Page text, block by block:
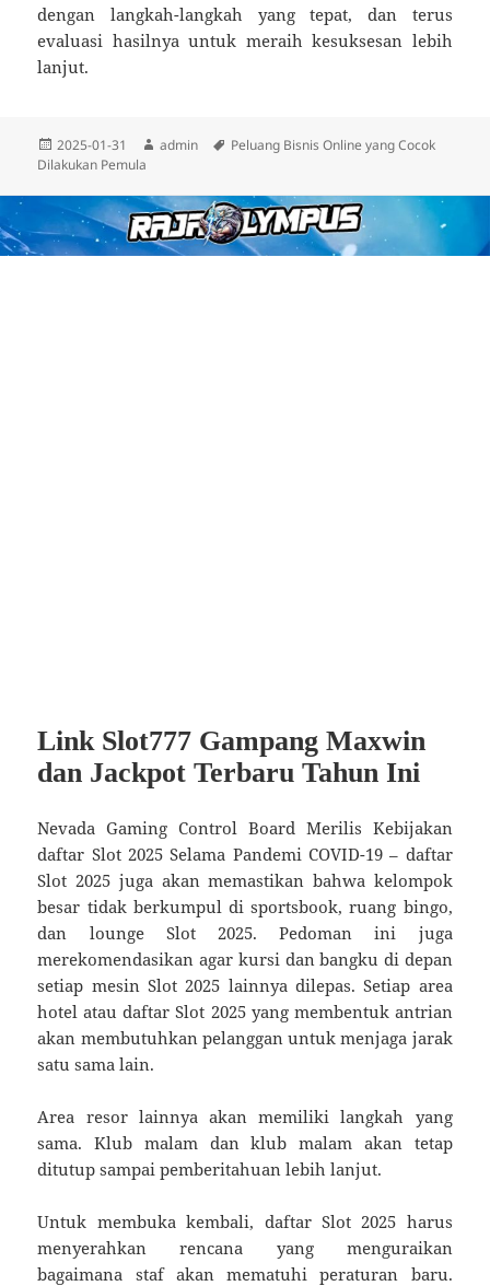
dengan langkah-langkah yang tepat, dan terus
evaluasi hasilnya untuk meraih kesuksesan lebih
lanjut.
Diposkan
pada
2025-01-31 Penulis
admin Tag
Peluang Bisnis Online yang Cocok
Dilakukan Pemula
Link Slot777 Gampang Maxwin
dan Jackpot Terbaru Tahun Ini
Nevada Gaming Control Board Merilis Kebijakan
daftar Slot 2025 Selama Pandemi COVID-19 – daftar
Slot 2025 juga akan memastikan bahwa kelompok
besar tidak berkumpul di sportsbook, ruang bingo,
dan lounge Slot 2025. Pedoman ini juga
merekomendasikan agar kursi dan bangku di depan
setiap mesin Slot 2025 lainnya dilepas. Setiap area
hotel atau daftar Slot 2025 yang membentuk antrian
akan membutuhkan pelanggan untuk menjaga jarak
satu sama lain.
Area resor lainnya akan memiliki langkah yang
sama. Klub malam dan klub malam akan tetap
ditutup sampai pemberitahuan lebih lanjut.
Untuk membuka kembali, daftar Slot 2025 harus
menyerahkan rencana yang menguraikan
bagaimana staf akan mematuhi peraturan baru.